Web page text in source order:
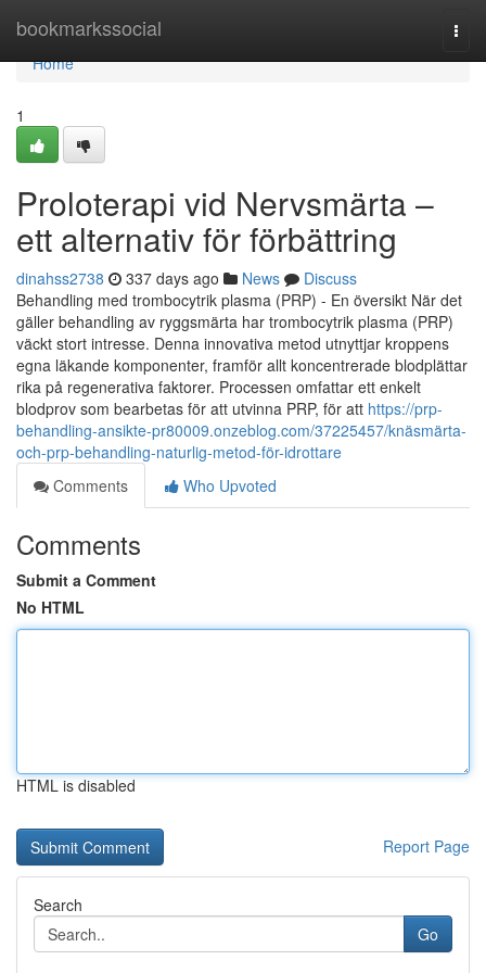
bookmarkssocial
Home
Home
1
Proloterapi vid Nervsmärta –
ett alternativ för förbättring
dinahss2738 337 days ago News
Discuss
Behandling med trombocytrik plasma (PRP) - En översikt När det
gäller behandling av ryggsmärta har trombocytrik plasma (PRP)
väckt stort intresse. Denna innovativa metod utnyttjar kroppens
egna läkande komponenter, framför allt koncentrerade blodplättar
rika på regenerativa faktorer. Processen omfattar ett enkelt
blodprov som bearbetas för att utvinna PRP, för att https://prp-
behandling-ansikte-pr80009.onzeblog.com/37225457/knäsmärta-
och-prp-behandling-naturlig-metod-för-idrottare
Comments
Who Upvoted
Comments
Submit a Comment
No HTML
HTML is disabled
Report Page
Search
Go